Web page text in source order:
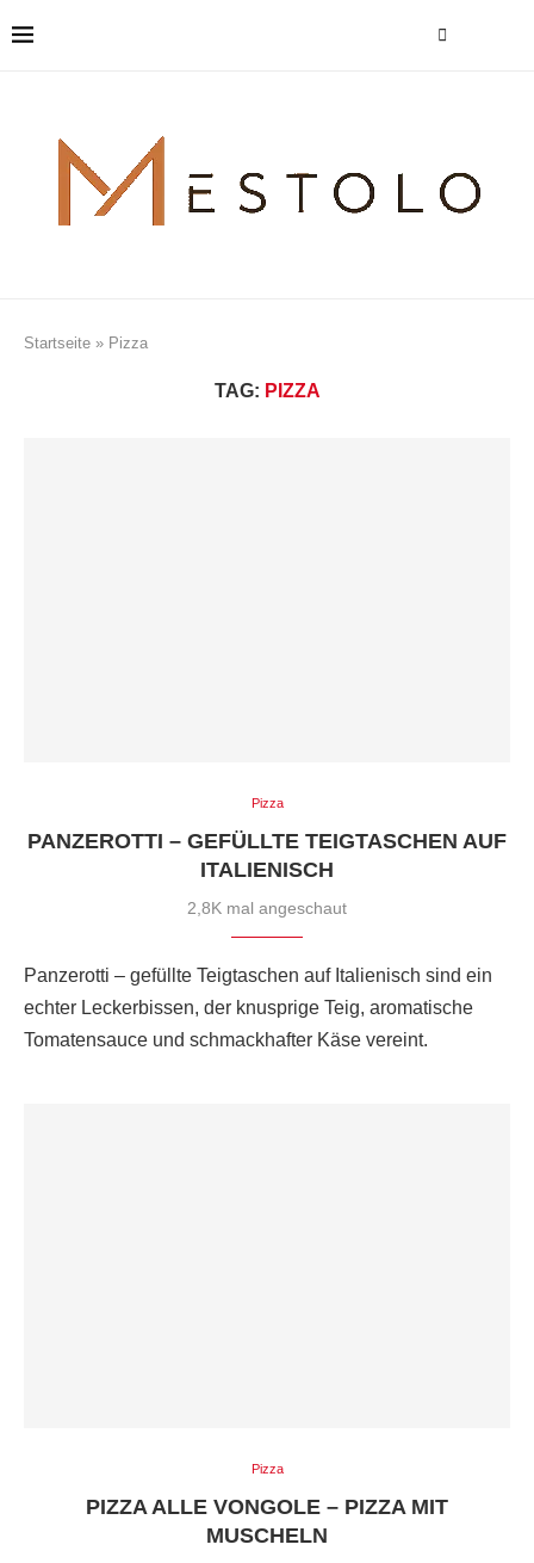
Startseite » Pizza
TAG: PIZZA
Pizza
PANZEROTTI – GEFÜLLTE TEIGTASCHEN AUF
ITALIENISCH
2,8K mal angeschaut
Panzerotti – gefüllte Teigtaschen auf Italienisch sind ein
echter Leckerbissen, der knusprige Teig, aromatische
Tomatensauce und schmackhafter Käse vereint.
Pizza
PIZZA ALLE VONGOLE – PIZZA MIT
MUSCHELN